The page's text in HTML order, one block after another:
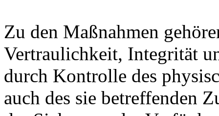
Zu den Maßnahmen
Vertraulichkeit, Integrität
durch Kontrolle des
auch des sie betreffenden